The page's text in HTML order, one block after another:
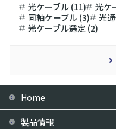
光ケーブル (11) 光ケ
同軸ケーブル (3)
光
光ケーブル選定 (2)
Home
製品情報